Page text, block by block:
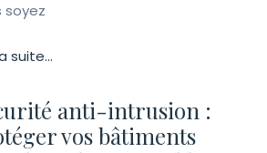
soyez
suite...
anti-intrusion :
vos bâtiments